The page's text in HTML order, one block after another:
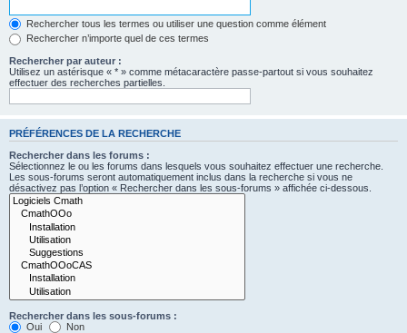
Rechercher tous les termes ou utiliser une question comme élément
Rechercher n’importe quel de ces termes
Rechercher par auteur :
Utilisez un astérisque « * » comme métacaractère passe-partout si vous souhaitez
effectuer des recherches partielles.
PRÉFÉRENCES DE LA RECHERCHE
Rechercher dans les forums :
Sélectionnez le ou les forums dans lesquels vous souhaitez effectuer une recherche.
Les sous-forums seront automatiquement inclus dans la recherche si vous ne
désactivez pas l’option « Rechercher dans les sous-forums » affichée ci-dessous.
Rechercher dans les sous-forums :
Oui
Non